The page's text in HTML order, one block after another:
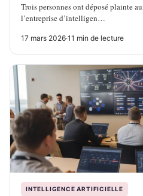
Trois personnes ont déposé plainte
l’entreprise d’intelligen…
17 mars 2026·11 min de lecture
INTELLIGENCE ARTIFICIELLE